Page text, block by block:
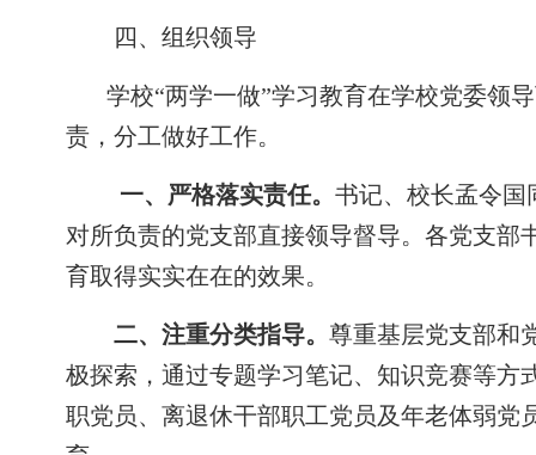
四、组织领导
学校“两学一做”学习教育在学校党委领
责，分工做好工作。
一、严格落实责任。 书记、校长孟令国
对所负责的党支部直接领导督导。各党支部
育取得实实在在的效果。
二、注重分类指导。尊重基层党支部和
极探索，通过专题学习笔记、知识竞赛等方
职党员、离退休干部职工党员及年老体弱党